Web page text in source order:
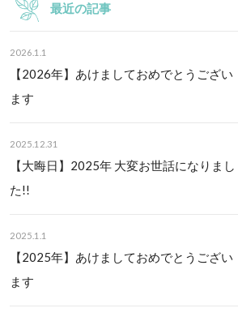
最近の記事
2026.1.1
【2026年】あけましておめでとうござい
ます
2025.12.31
【大晦日】2025年 大変お世話になりまし
た!!
2025.1.1
【2025年】あけましておめでとうござい
ます